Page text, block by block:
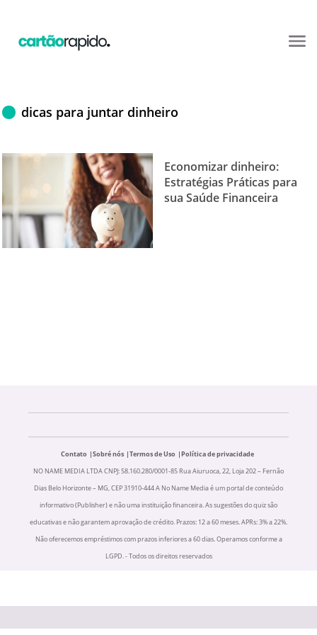
dicas para juntar dinheiro
Economizar dinheiro:
Estratégias Práticas para
sua Saúde Financeira
Contato Sobré nós Termos de Uso
Política de privacidade
NO NAME MEDIA LTDA CNPJ: 58.160.280/0001-85 Rua Aiuruoca, 22, Loja 202 – Fernão
Dias Belo Horizonte – MG, CEP 31910-444 A No Name Media é um portal de conteúdo
informativo (Publisher) e não uma instituição financeira. As sugestões do quiz são
educativas e não garantem aprovação de crédito. Prazos: 12 a 60 meses. APRs: 3% a 22%.
Não oferecemos empréstimos com prazos inferiores a 60 dias. Operamos conforme a
LGPD. - Todos os direitos reservados